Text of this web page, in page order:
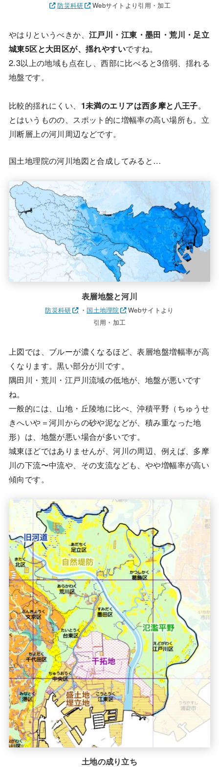
防災科研 Webサイトより引用・加工
やはりというべきか、江戸川・江東・墨田・荒川・足立
城東5区と大田区が、揺れやすいですね。
2.3以上の地域も点在し、西部に比べると3倍弱、揺れる
地盤です。
比較的揺れにくい、 1未満のエリアは西多摩と八王子。
とはいうものの、スポット的に増幅率の高い場所も。立
川断層上の河川周辺などです。
国土地理院の河川地図と合成してみると…
表層地盤と河川
防災科研 ・ 国土地理院
Webサイトより
引用・加工
上図では、ブルーが濃くなるほど、表層地盤増幅率が高
くなります。黒い部分が川です。
隅田川・荒川・江戸川流域の低地が、地盤が悪いです
ね。
一般的には、山地・丘陵地に比べ、沖積平野（ちゅうせ
きへいや＝河川からの砂や泥などが、積み重なった地
形）は、地盤が悪い場合が多いです。
城東ほどではありませんが、河川の周辺、例えば、多摩
川の下流〜中流や、その支流なども、やや増幅率が高い
傾向です。
土地の成り立ち